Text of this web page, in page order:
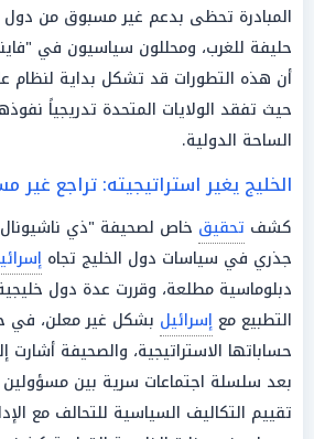
المبادرة تحظى بدعم غير مسبوق من دول
حليفة للغرب، ومحللون سياسيون في
أن هذه التطورات قد تشكل بداية لنظام
حيث تفقد الولايات المتحدة تدريجياً
الساحة الدولية.
الخليج يغير استراتيجيته: تراجع
كشف تحقيق خاص لصحيفة "ذي
جذري في سياسات دول الخليج تجاه
دبلوماسية مطلعة، وقررت عدة دول
التطبيع معإسرائيل بشكل غير معلن،
حساباتها الاستراتيجية، والصحيفة أشارت
بعد سلسلة اجتماعات سرية بين
تقييم التكاليف السياسية للتحالف مع